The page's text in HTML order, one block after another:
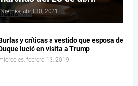
viernes, abril 30, 2021
y críticas a vestido que esposa de
lució en visita a Trump
febrero 13, 2019